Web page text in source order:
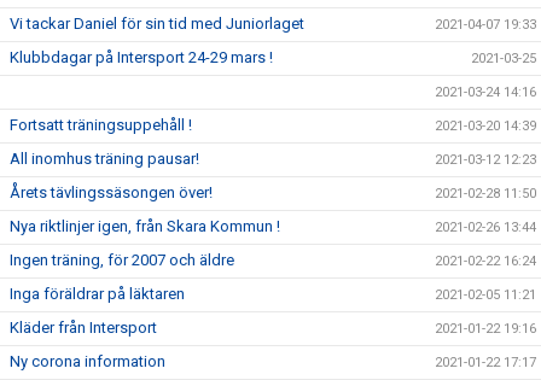
Vi tackar Daniel för sin tid med Juniorlaget 2021-04-07 19:33
Klubbdagar på Intersport 24-29 mars ! 2021-03-25
2021-03-24 14:16
Fortsatt träningsuppehåll ! 2021-03-20 14:39
All inomhus träning pausar! 2021-03-12 12:23
Årets tävlingssäsongen över! 2021-02-28 11:50
Nya riktlinjer igen, från Skara Kommun ! 2021-02-26 13:44
Ingen träning, för 2007 och äldre 2021-02-22 16:24
Inga föräldrar på läktaren 2021-02-05 11:21
Kläder från Intersport 2021-01-22 19:16
Ny corona information 2021-01-22 17:17